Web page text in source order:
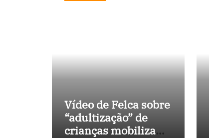
Vídeo de Felca sobre
“adultização” de
crianças mobiliza